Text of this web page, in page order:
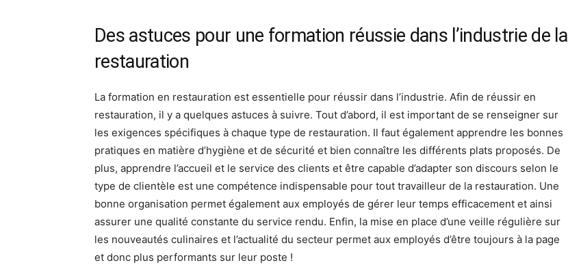
Des astuces pour une formation réussie dans l’industrie de la
restauration
La formation en restauration est essentielle pour réussir dans l’industrie. Afin de réussir en
restauration, il y a quelques astuces à suivre. Tout d’abord, il est important de se renseigner sur
les exigences spécifiques à chaque type de restauration. Il faut également apprendre les bonnes
pratiques en matière d’hygiène et de sécurité et bien connaître les différents plats proposés. De
plus, apprendre l’accueil et le service des clients et être capable d’adapter son discours selon le
type de clientèle est une compétence indispensable pour tout travailleur de la restauration. Une
bonne organisation permet également aux employés de gérer leur temps efficacement et ainsi
assurer une qualité constante du service rendu. Enfin, la mise en place d’une veille régulière sur
les nouveautés culinaires et l’actualité du secteur permet aux employés d’être toujours à la page
et donc plus performants sur leur poste !